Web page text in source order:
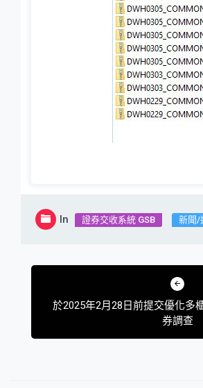
In 證券交收系統 GSB 新聞/
文
覽
於2025年2月28日前提交優化多
券調查